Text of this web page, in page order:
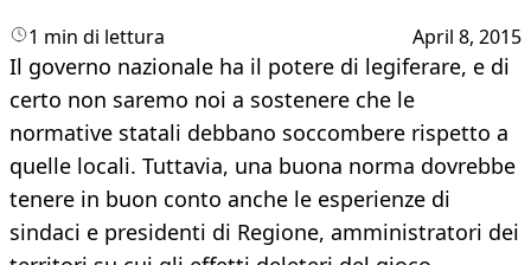
1 min di lettura April 8, 2015
Il governo nazionale ha il potere di legiferare, e di
certo non saremo noi a sostenere che le
normative statali debbano soccombere rispetto a
quelle locali. Tuttavia, una buona norma dovrebbe
tenere in buon conto anche le esperienze di
sindaci e presidenti di Regione, amministratori dei